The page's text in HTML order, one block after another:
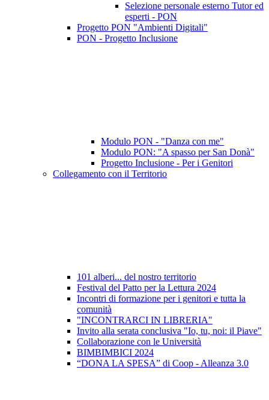
Selezione personale esterno Tutor ed
esperti - PON
Progetto PON "Ambienti Digitali"
PON - Progetto Inclusione
Modulo PON - "Danza con me"
Modulo PON: "A spasso per San Donà"
Progetto Inclusione - Per i Genitori
Collegamento con il Territorio
101 alberi... del nostro territorio
Festival del Patto per la Lettura 2024
Incontri di formazione per i genitori e tutta la
comunità
"INCONTRARCI IN LIBRERIA"
Invito alla serata conclusiva "Io, tu, noi: il Piave"
Collaborazione con le Università
BIMBIMBICI 2024
“DONA LA SPESA” di Coop - Alleanza 3.0